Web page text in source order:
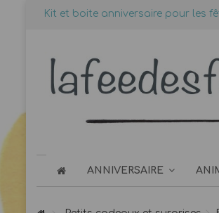
Kit et boite anniversaire pour les
ANNIVERSAIRE